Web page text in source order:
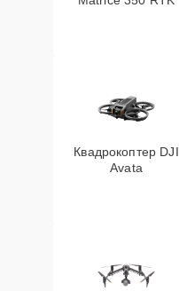
Квадрокоптер DJI
Avata